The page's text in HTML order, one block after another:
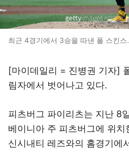
최근 4경기에서 3승을 따낸 폴 스킨
[마이데일리 = 진병권 기자]
림자에서 벗어나고 있다.
피츠버그 파이리츠는 지난 8
베이니아 주 피츠버그에 위치
신시내티 레즈와의 홈경기에